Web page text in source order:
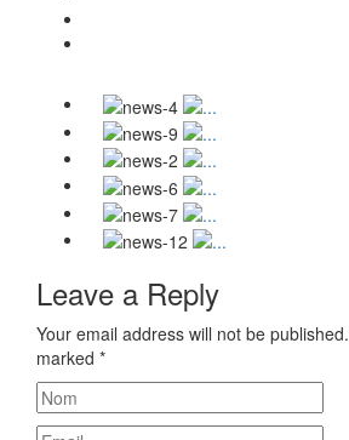
Leave a Reply
Your email address will not be published.
marked *